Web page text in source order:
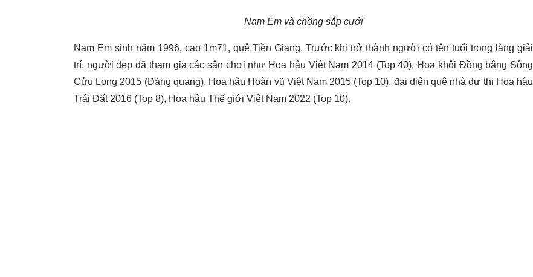
Nam Em và chồng sắp cưới
Nam Em sinh năm 1996, cao 1m71, quê Tiền Giang. Trước khi trở thành người có tên tuổi trong làng giải
trí, người đẹp đã tham gia các sân chơi như Hoa hậu Việt Nam 2014 (Top 40), Hoa khôi Đồng bằng Sông
Cửu Long 2015 (Đăng quang), Hoa hậu Hoàn vũ Việt Nam 2015 (Top 10), đại diện quê nhà dự thi Hoa hậu
Trái Đất 2016 (Top 8), Hoa hậu Thế giới Việt Nam 2022 (Top 10).